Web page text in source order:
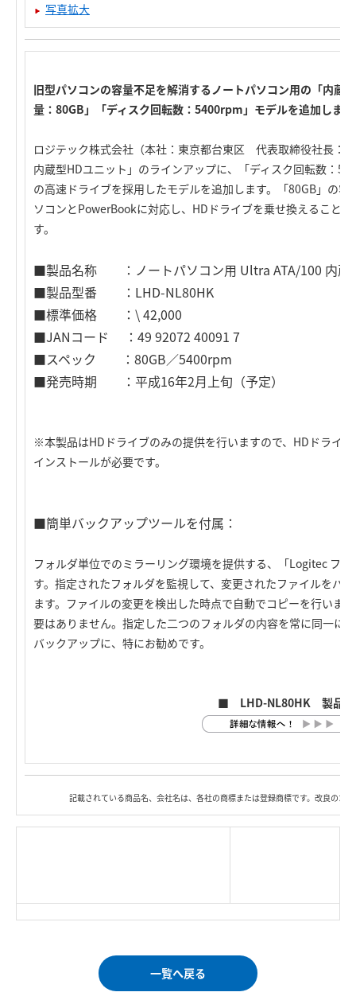
写真拡大
旧型パソコンの容量不足を解消するノートパソコン用の「内蔵
量：80GB」「ディスク回転数：5400rpm」モデルを追加しま
ロジテック株式会社（本社：東京都台東区 代表取締役社長：
内蔵型HDユニット」のラインアップに、「ディスク回転数：
の高速ドライブを採用したモデルを追加します。「80GB」の
ソコンとPowerBookに対応し、HDドライブを乗せ換えること
す。
■製品名称 ：ノートパソコン用 Ultra ATA/100 内蔵
■製品型番 ：LHD-NL80HK
■標準価格 ：\ 42,000
■JANコード ：49 92072 40091 7
■スペック ：80GB／5400rpm
■発売時期 ：平成16年2月上旬（予定）
※本製品はHDドライブのみの提供を行いますので、HDドライ
インストールが必要です。
■簡単バックアップツールを付属：
フォルダ単位でのミラーリング環境を提供する、「Logitec フ
す。指定されたフォルダを監視して、変更されたファイルをバ
ます。ファイルの変更を検出した時点で自動でコピーを行いま
要はありません。指定した二つのフォルダの内容を常に同一に
バックアップに、特にお勧めです。
■ LHD-NL80HK 製品
記載されている商品名、会社名は、各社の商標または登録商標です。改良のた
一覧へ戻る